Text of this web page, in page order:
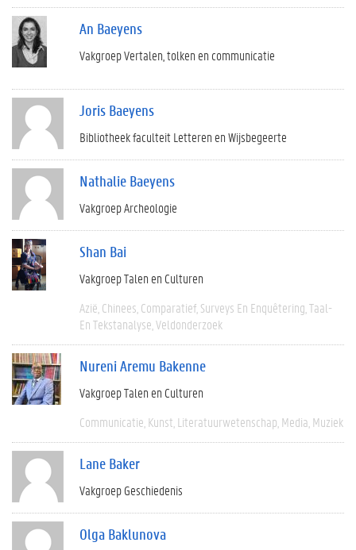
An Baeyens
Vakgroep Vertalen, tolken en communicatie
Joris Baeyens
Bibliotheek faculteit Letteren en Wijsbegeerte
Nathalie Baeyens
Vakgroep Archeologie
Shan Bai
Vakgroep Talen en Culturen
Azië Chinees Comparatief Surveys En Enquêtering Taal-
En Tekstanalyse Veldonderzoek
Nureni Aremu Bakenne
Vakgroep Talen en Culturen
Communicatie Kunst Literatuurwetenschap Media Muziek
Lane Baker
Vakgroep Geschiedenis
Olga Baklunova